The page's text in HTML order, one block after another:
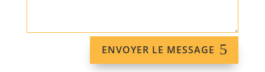
ENVOYER LE MESSAGE